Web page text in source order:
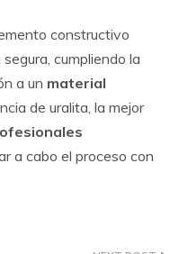
constructivo
cumpliendo la
a un material
de uralita, la mejor
a cabo el proceso con